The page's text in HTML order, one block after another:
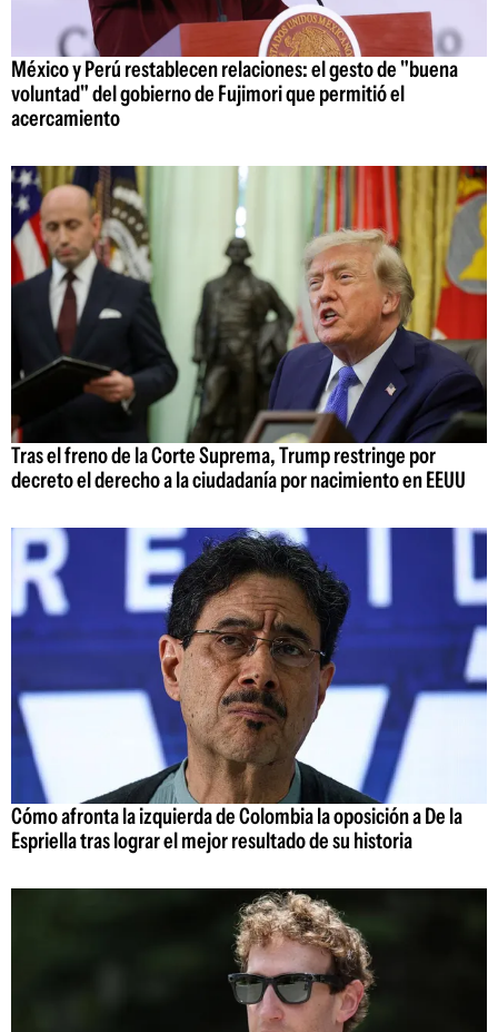
México y Perú restablecen relaciones: el gesto de "buena
voluntad" del gobierno de Fujimori que permitió el
acercamiento
Tras el freno de la Corte Suprema, Trump restringe por
decreto el derecho a la ciudadanía por nacimiento en EEUU
Cómo afronta la izquierda de Colombia la oposición a De la
Espriella tras lograr el mejor resultado de su historia